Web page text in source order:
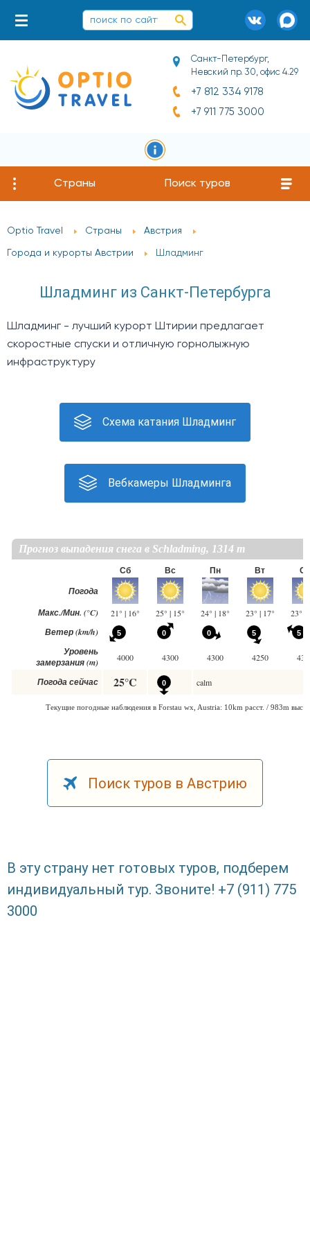
Санкт-Петербург,
Невский пр. 30, офис 4.29
+7 812 334 9178
+7 911 775 3000
Страны Поиск туров
Optio Travel Страны Австрия
Города и курорты Австрии Шладминг
Шладминг из Санкт-Петербурга
Шладминг - лучший курорт Штирии предлагает
скоростные спуски и отличную горнолыжную
инфраструктуру
Схема катания Шладминг
Вебкамеры Шладминга
Поиск туров в Австрию
В эту страну нет готовых туров, подберем
индивидуальный тур. Звоните! +7 (911) 775
3000